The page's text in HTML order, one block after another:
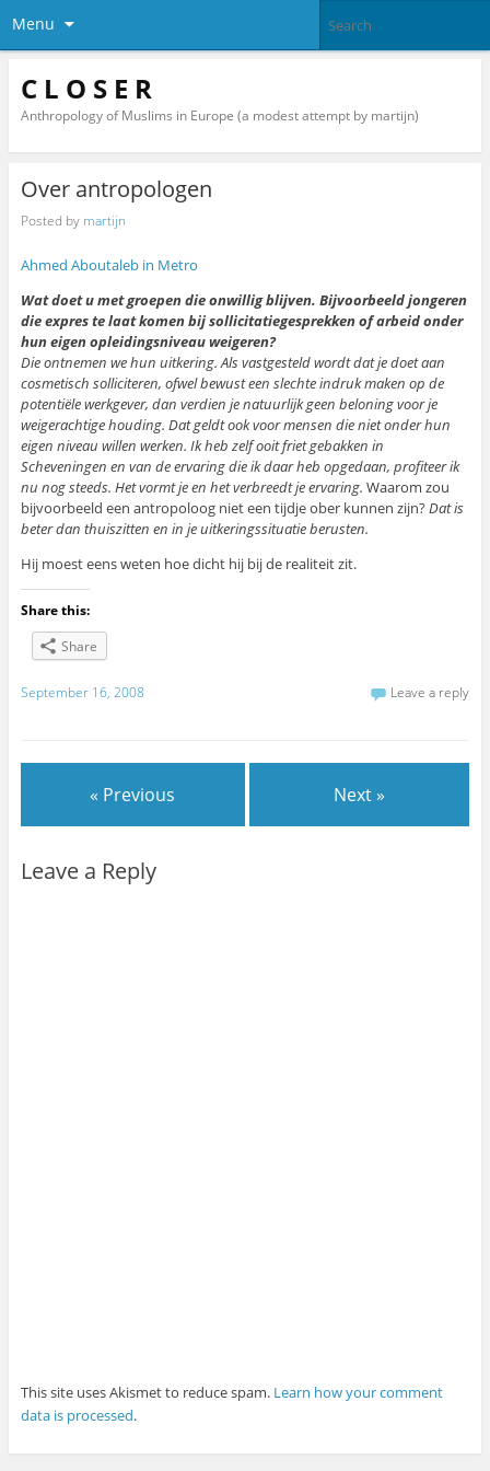
Menu
C L O S E R
Anthropology of Muslims in Europe (a modest attempt by martijn)
Over antropologen
Posted by martijn
Ahmed Aboutaleb in Metro
Wat doet u met groepen die onwillig blijven. Bijvoorbeeld jongeren
die expres te laat komen bij sollicitatiegesprekken of arbeid onder
hun eigen opleidingsniveau weigeren?
Die ontnemen we hun uitkering. Als vastgesteld wordt dat je doet aan
cosmetisch solliciteren, ofwel bewust een slechte indruk maken op de
potentiële werkgever, dan verdien je natuurlijk geen beloning voor je
weigerachtige houding. Dat geldt ook voor mensen die niet onder hun
eigen niveau willen werken. Ik heb zelf ooit friet gebakken in
Scheveningen en van de ervaring die ik daar heb opgedaan, profiteer ik
nu nog steeds. Het vormt je en het verbreedt je ervaring. Waarom zou
bijvoorbeeld een antropoloog niet een tijdje ober kunnen zijn?Dat is
beter dan thuiszitten en in je uitkeringssituatie berusten.
Hij moest eens weten hoe dicht hij bij de realiteit zit.
Share this:
Share
September 16, 2008 Leave a reply
« Previous Next »
Leave a Reply
This site uses Akismet to reduce spam. Learn how your comment
data is processed.